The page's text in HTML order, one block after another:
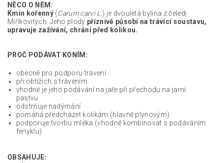
NĚCO O NĚM:
Kmín kořenný(Carum carvi L. ) je dvouletá bylina z čeledi
Miříkovitých. Jeho plody příznivě působí na trávící soustavu,
upravuje zažívání, chrání před kolikou.
PROČ PODÁVAT KONÍM:
obecně pro podporu trávení
při obtížích s trávením
vhodné je jeho podávání na jaře při přechodu na jarní
pastvu
odstrňuje nadýmání
pomáhá předcházet kolikám (hlavně plynovým)
podporuje tvorbu mléka (vhodné kombinovat s podáváním
fenyklu)
OBSAHUJE: